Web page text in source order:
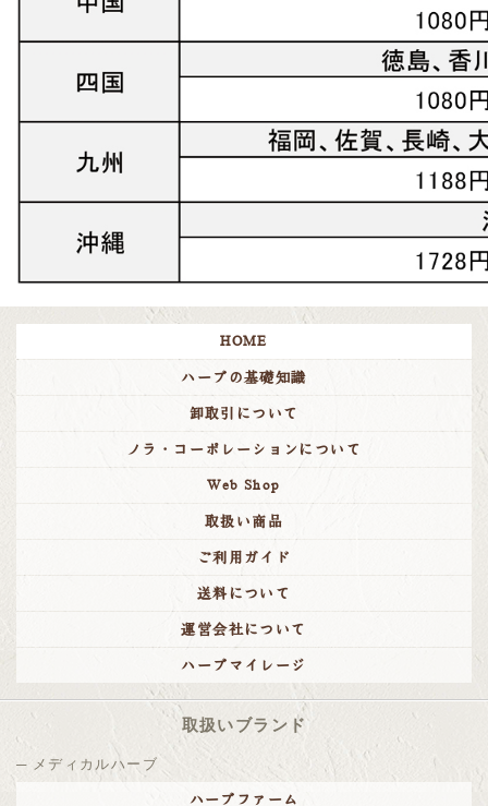
HOME
ハーブの基礎知識
卸取引について
ノラ・コーポレーションについて
Web Shop
取扱い商品
ご利用ガイド
送料について
運営会社について
ハーブマイレージ
取扱いブランド
メディカルハーブ
ハーブファーム